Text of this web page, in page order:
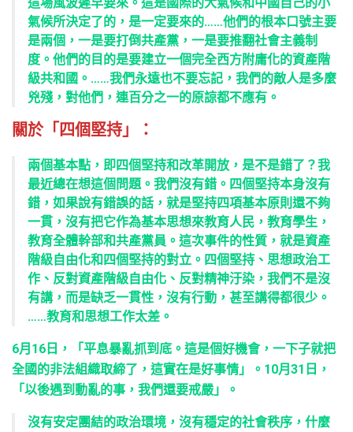
氣候所決定了的，是一定要來的……他們的根本口號主要
是兩個，一是要打倒共產黨，一是要推翻社會主義制
度。他們的目的是要建立一個完全西方附庸化的資產階
級共和國。……我們永遠也不要忘記，我們的敵人是多麼
兇殘，對他們，連百分之一的原諒都不應有。
關於「四個堅持」：
兩個基本點，即四個堅持和改革開放，是不是錯了？我
最近總在想這個問題。我們沒有錯。四個堅持本身沒有
錯，如果說有錯誤的話，就是堅持四項基本原則還不夠
一貫，沒有把它作為基本思想來教育人民，教育學生，
教育全體幹部和共產黨員。這次事件的性質，就是資產
階級自由化和四個堅持的對立。四個堅持、思想政治工
作、反對資產階級自由化、反對精神汙染，我們不是沒
有講，而是缺乏一貫性，沒有行動，甚至講得都很少。
……教育和思想工作太差。
6月16日，「平息暴亂抓到底。這是個好機會，一下子就把
全國的非法組織取締了，這實在是好事情」。10月31日，
「以後遇到動亂的事，我們還要戒嚴」。
沒有安定團結的政治環境，沒有穩定的社會秩序，什麼